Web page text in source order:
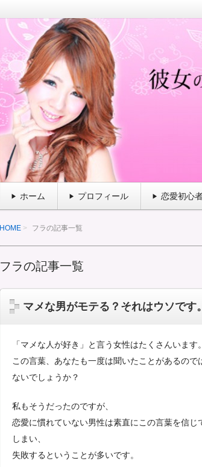
童貞でもできる彼女の作
引きこもり童貞だった男でも彼女を作れた秘
ホーム プロフィール 恋愛初心
HOME フラの記事一覧
フラの記事一覧
マメな男がモテる？それはウソです。
「マメな人が好き」と言う女性はたくさんいます。
この言葉、あなたも一度は聞いたことがあるので
ないでしょうか？
私もそうだったのですが、
恋愛に慣れていない男性は素直にこの言葉を信じ
しまい、
失敗するということが多いです。